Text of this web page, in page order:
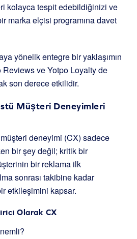
kolayca tespit edebildiğinizi ve
marka elçisi programına davet
yönelik entegre bir yaklaşımın
ve Yotpo Loyalty de
son derece etkilidir.
Müşteri Deneyimleri
deneyimi (CX) sadece
bir şey değil; kritik bir
bir reklama ilk
sonrası takibine kadar
etkileşimini kapsar.
Olarak CX